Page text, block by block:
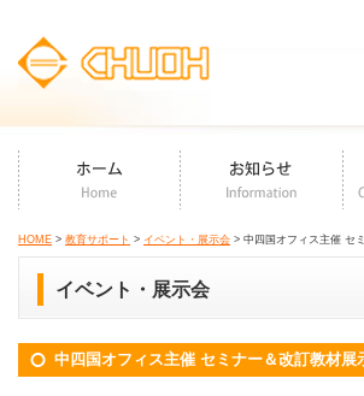
HOME > 教育サポート > イベント・展示会 > 中四国オフィス主催 セ
イベント・展示会
中四国オフィス主催 セミナー＆改訂教材展